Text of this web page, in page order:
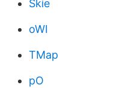
Skie
oWI
TMap
pO